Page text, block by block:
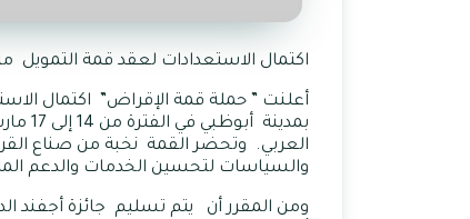
اكتمال الاستعدادات لعقد قمة التمويل
أعلنت ” حملة قمة الإقراض” اكتمال
العربي. وتحضر القمة نخبة من صناع
والسياسات لتحسين الخدمات والدعم
ومن المقرر أن يتم تسليم جائزة أجفند